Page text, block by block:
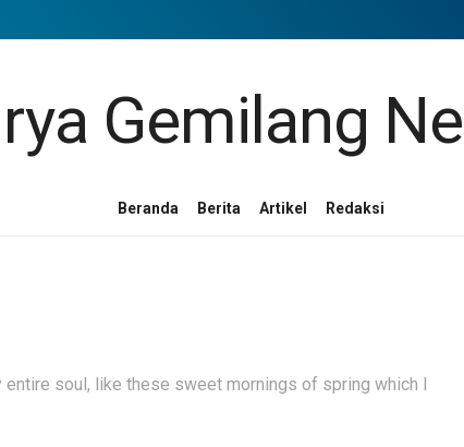
Beranda Berita Artikel Redaksi
soul, like these sweet mornings of spring which I